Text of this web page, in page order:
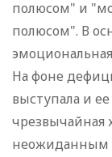
полюсом" и
полюсом". В
На фоне
выступала и
чрезвычайная
неожиданным